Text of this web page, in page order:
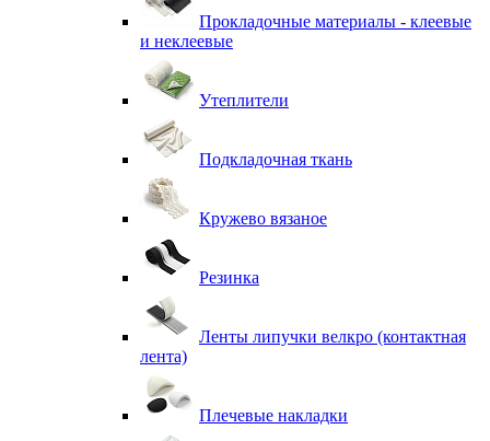
Прокладочные материалы - клеевые
и неклеевые
Утеплители
Подкладочная ткань
Кружево вязаное
Резинка
Ленты липучки велкро (контактная
лента)
Плечевые накладки